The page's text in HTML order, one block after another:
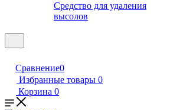
Средство для удаления
высолов
Сравнение0
Избранные товары 0
Корзина 0